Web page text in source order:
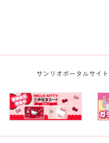
サンリオポータルサイト